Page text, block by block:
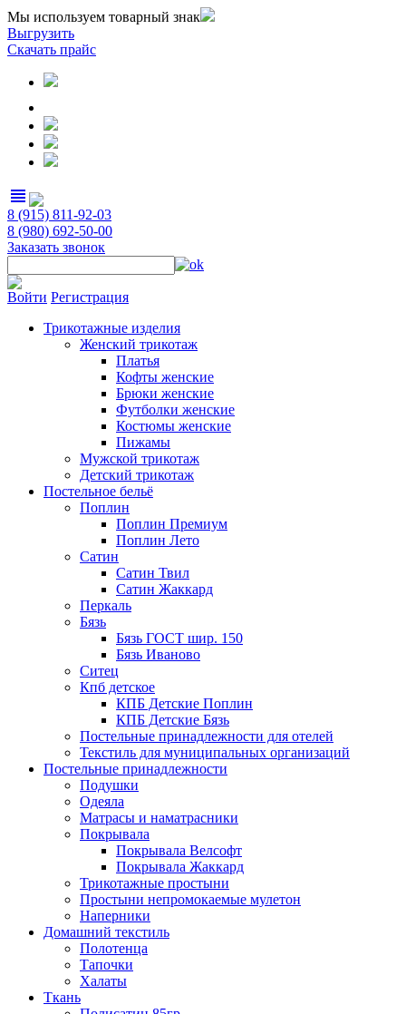
Мы используем товарный знак
Выгрузить
Скачать прайс
view_headline
8 (915) 811-92-03
8 (980) 692-50-00
Заказать звонок
Войти Регистрация
Трикотажные изделия
Женский трикотаж
Платья
Кофты женские
Брюки женские
Футболки женские
Костюмы женские
Пижамы
Мужской трикотаж
Детский трикотаж
Постельное бельё
Поплин
Поплин Премиум
Поплин Лето
Сатин
Сатин Твил
Сатин Жаккард
Перкаль
Бязь
Бязь ГОСТ шир. 150
Бязь Иваново
Ситец
Кпб детское
КПБ Детские Поплин
КПБ Детские Бязь
Постельные принадлежности для отелей
Текстиль для муниципальных организаций
Постельные принадлежности
Подушки
Одеяла
Матрасы и наматрасники
Покрывала
Покрывала Велсофт
Покрывала Жаккард
Трикотажные простыни
Простыни непромокаемые мулетон
Наперники
Домашний текстиль
Полотенца
Тапочки
Халаты
Ткань